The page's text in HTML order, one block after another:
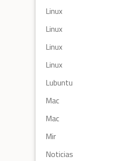
Linux
Linux
Linux
Linux
Lubuntu
Mac
Mac
Mir
Noticias